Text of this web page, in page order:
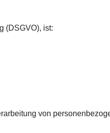
(DSGVO), ist:
von